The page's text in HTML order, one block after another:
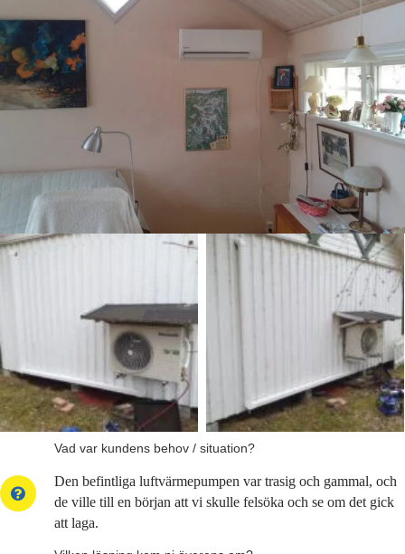
Vad var kundens behov / situation?
Den befintliga luftvärmepumpen var trasig och gammal, och
de ville till en början att vi skulle felsöka och se om det gick
att laga.